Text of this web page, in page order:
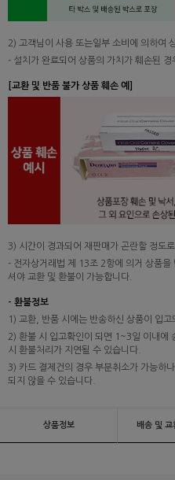
2) 고객님이 사용 또는일부 소비에 의하여
- 설치가 완료되어 상품의 가치가 훼손된 경
[교환 및 반품 불가 상품 훼손 예]
3) 시간이 경과되어 재판매가 곤란할 정도
- 전자상거래법 제 13조 2항에 의거 상품을
셔야 교환 및 환불이 가능합니다.
- 환불정보
1) 교환, 반품 시에는 반송하신 상품이 입고
2) 환불 시 입고확인이 되면 1~3일 이내에
시 환불처리가 지연될 수 있습니다.
3) 카드 결제건의 경우 부분취소가 가능하
되지 않을 수 있습니다.
상품정보 배송 및 교